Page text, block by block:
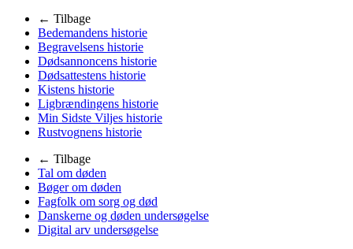
← Tilbage
Bedemandens historie
Begravelsens historie
Dødsannoncens historie
Dødsattestens historie
Kistens historie
Ligbrændingens historie
Min Sidste Viljes historie
Rustvognens historie
← Tilbage
Tal om døden
Bøger om døden
Fagfolk om sorg og død
Danskerne og døden undersøgelse
Digital arv undersøgelse